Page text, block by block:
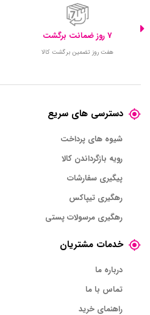
7 روز ضمانت برگشت
هفت روز تضمین برگشت کالا
دسترسی های سریع
شیوه های پرداخت
رویه بازگرداندن کالا
پیگیری سفارشات
رهگیری تیپاکس
رهگیری مرسولات پستی
خدمات مشتریان
درباره ما
تماس با ما
راهنمای خرید